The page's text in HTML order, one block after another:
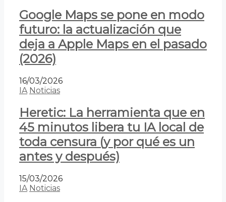
Google Maps se pone en modo
futuro: la actualización que
deja a Apple Maps en el pasado
(2026)
16/03/2026
IA Noticias
Heretic: La herramienta que en
45 minutos libera tu IA local de
toda censura (y por qué es un
antes y después)
15/03/2026
IA Noticias